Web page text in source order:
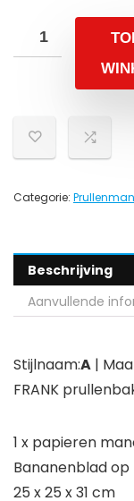
Categorie:
Beschrijving
Aanvullende
Stijlnaam:A |
FRANK
1 x papieren
Bananenblad
25 x 25 x 31 cm